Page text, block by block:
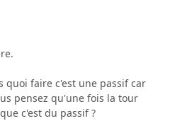
quoi faire c'est une passif car
pensez qu'une fois la tour
c'est du passif ?